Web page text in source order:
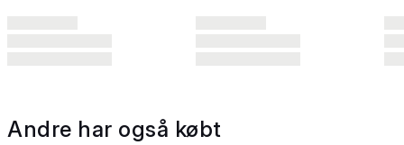
Andre har også købt